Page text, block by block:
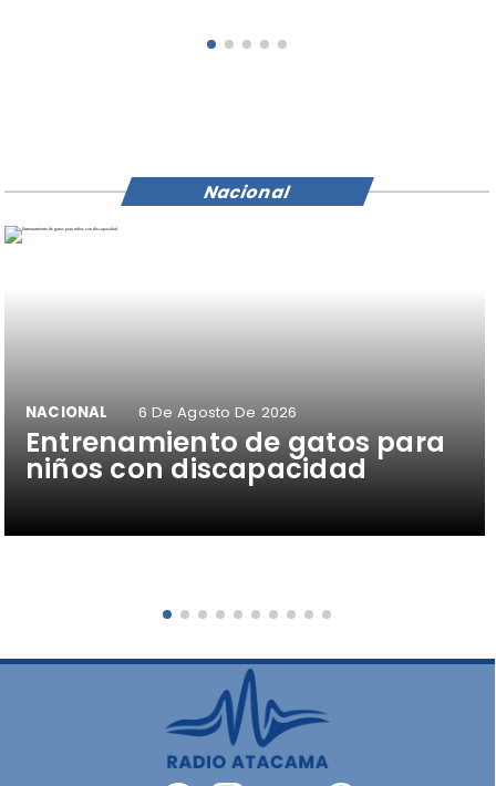
Entrenamiento de gatos para
niños con discapacidad
NACIONAL 6 De Agosto De 2026
Nacional